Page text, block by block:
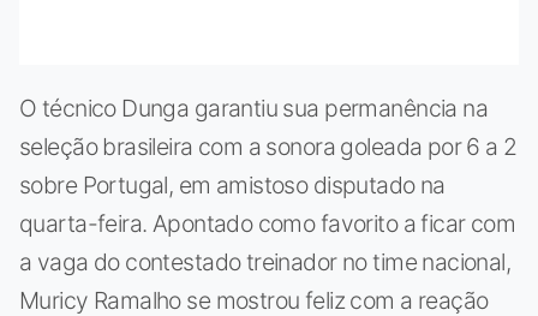
O técnico Dunga garantiu sua permanência na
seleção brasileira com a sonora goleada por 6 a 2
sobre Portugal, em amistoso disputado na
quarta-feira. Apontado como favorito a ficar com
a vaga do contestado treinador no time nacional,
Muricy Ramalho se mostrou feliz com a reação